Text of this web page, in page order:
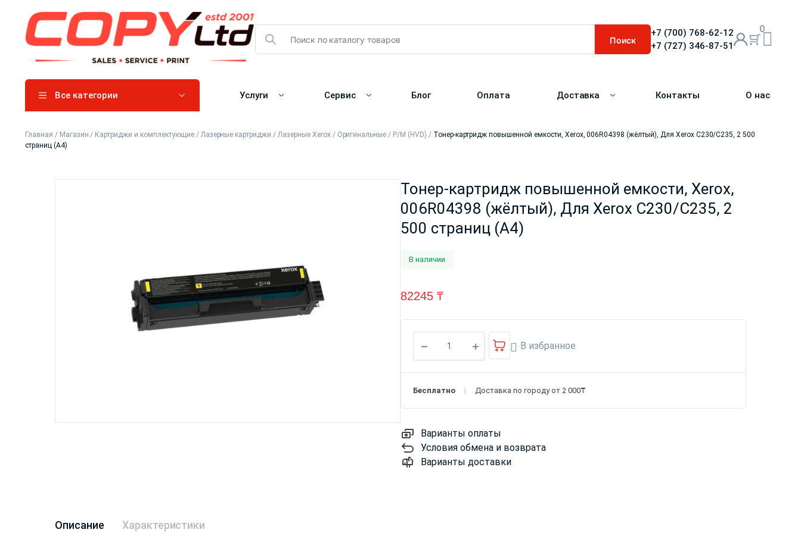
Поиск
+7 (700) 768-62-12
+7 (727) 346-87-51
0
Все категории Услуги Сервис Блог Оплата Доставка Контакты О нас
Главная / Магазин / Картриджи и комплектующие/ Лазерные картриджи /Лазерные Xerox/ Оригинальные / Р/М (HVD) / Тонер-картридж повышенной емкости, Xerox, 006R04398 (жёлтый), Для Xerox C230/C235, 2 500
страниц (A4)
Тонер-картридж повышенной емкости, Xerox,
006R04398 (жёлтый), Для Xerox C230/C235, 2
500 страниц (A4)
В наличии
82245 ₸
В избранное
Бесплатно Доставка по городу от 2 000₸
Варианты оплаты
Условия обмена и возврата
Варианты доставки
Описание Характеристики